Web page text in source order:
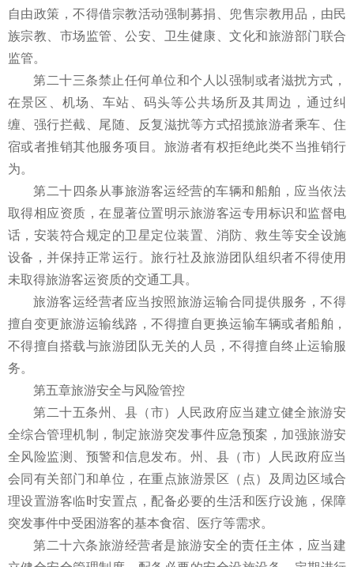
自由政策，不得借宗教活动强制募捐、兜售宗教用品，由民
族宗教、市场监管、公安、卫生健康、文化和旅游部门联合
监管。
第二十三条禁止任何单位和个人以强制或者滋扰方式，
在景区、机场、车站、码头等公共场所及其周边，通过纠
缠、强行拦截、尾随、反复滋扰等方式招揽旅游者乘车、住
宿或者推销其他服务项目。旅游者有权拒绝此类不当推销行
为。
第二十四条从事旅游客运经营的车辆和船舶，应当依法
取得相应资质，在显著位置明示旅游客运专用标识和监督电
话，安装符合规定的卫星定位装置、消防、救生等安全设施
设备，并保持正常运行。旅行社及旅游团队组织者不得使用
未取得旅游客运资质的交通工具。
旅游客运经营者应当按照旅游运输合同提供服务，不得
擅自变更旅游运输线路，不得擅自更换运输车辆或者船舶，
不得擅自搭载与旅游团队无关的人员，不得擅自终止运输服
务。
第五章旅游安全与风险管控
第二十五条州、县（市）人民政府应当建立健全旅游安
全综合管理机制，制定旅游突发事件应急预案，加强旅游安
全风险监测、预警和信息发布。州、县（市）人民政府应当
会同有关部门和单位，在重点旅游景区（点）及周边区域合
理设置游客临时安置点，配备必要的生活和医疗设施，保障
突发事件中受困游客的基本食宿、医疗等需求。
第二十六条旅游经营者是旅游安全的责任主体，应当建